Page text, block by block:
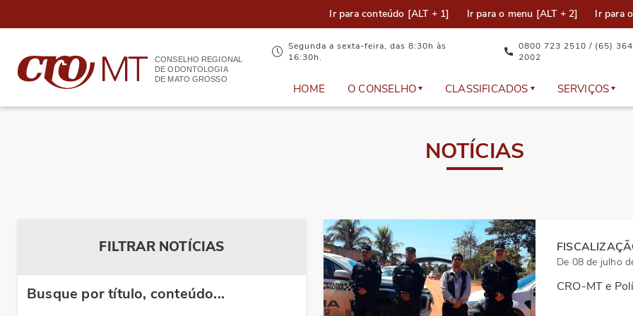
Ir para conteúdo [ALT + 1] Ir para o menu [ALT + 2] Ir para
CONSELHO REGIONAL
DE ODONTOLOGIA
DE MATO GROSSO
Segunda a sexta-feira, das 8:30h às
16:30h.
0800 723 2510 / (65)
2002
HOME O CONSELHO
Comissões e Câmaras Técnicas
Política da Qualidade do CRO-MT
CLASSIFICADOS
Cadastre seu anúncio
SERVIÇOS
Emissão de
NOTÍCIAS
FILTRAR NOTÍCIAS
Busque por título, conteúdo...
De 08 de julho
CRO-MT e